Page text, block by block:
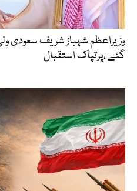
وزیراعظم شہباز شریف سعودی
گئے ،پرتپاک استقبال